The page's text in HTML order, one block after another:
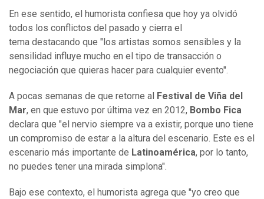
En ese sentido, el humorista confiesa que hoy ya olvidó
todos los conflictos del pasado y cierra el
tema destacando que "los artistas somos sensibles y la
sensilidad influye mucho en el tipo de transacción o
negociación que quieras hacer para cualquier evento".
A pocas semanas de que retorne al Festival de Viña del
Mar, en que estuvo por última vez en 2012, Bombo Fica
declara que "el nervio siempre va a existir, porque uno tiene
un compromiso de estar a la altura del escenario. Este es el
escenario más importante de Latinoamérica, por lo tanto,
no puedes tener una mirada simplona".
Bajo ese contexto, el humorista agrega que "yo creo que